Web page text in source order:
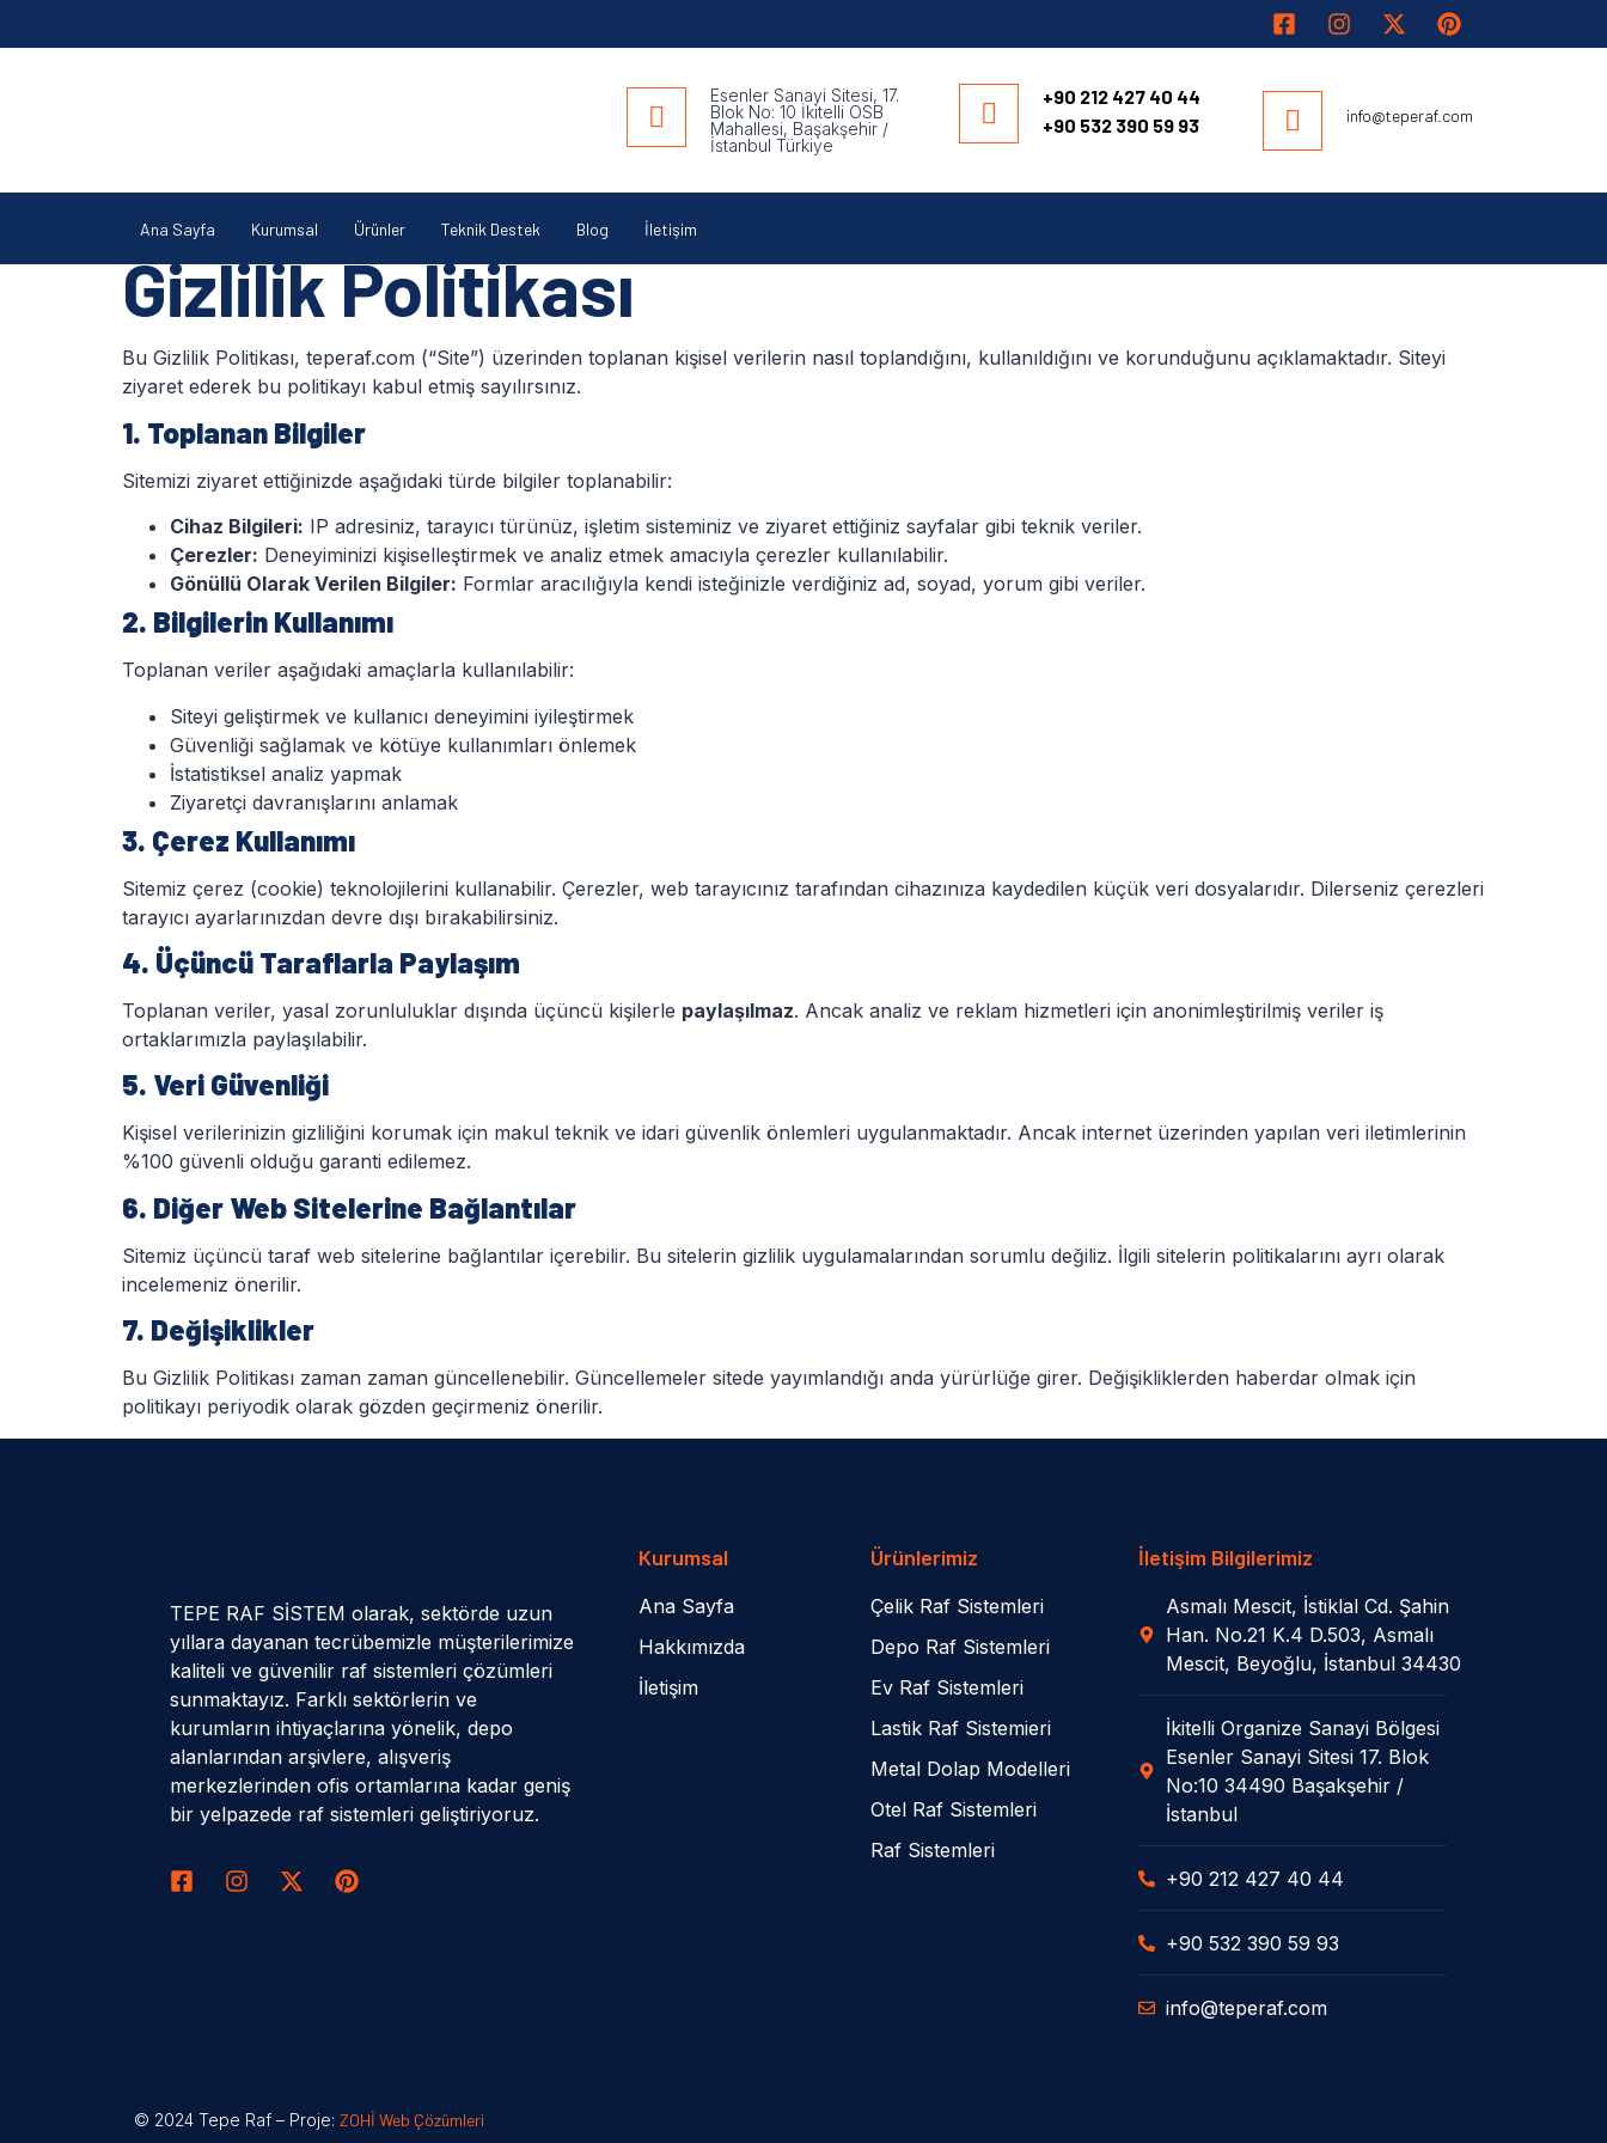
Esenler Sanayi Sitesi, 17.
Blok No: 10 İkitelli OSB
Mahallesi, Başakşehir /
İstanbul Türkiye
+90 212 427 40 44
+90 532 390 59 93
info@teperaf.com
Ana Sayfa Kurumsal Ürünler Teknik Destek Blog İletişim
Gizlilik Politikası
Bu Gizlilik Politikası, teperaf.com (“Site”) üzerinden toplanan kişisel verilerin nasıl toplandığını, kullanıldığını ve korunduğunu açıklamaktadır. Siteyi
ziyaret ederek bu politikayı kabul etmiş sayılırsınız.
1. Toplanan Bilgiler
Sitemizi ziyaret ettiğinizde aşağıdaki türde bilgiler toplanabilir:
Cihaz Bilgileri: IP adresiniz, tarayıcı türünüz, işletim sisteminiz ve ziyaret ettiğiniz sayfalar gibi teknik veriler.
Çerezler: Deneyiminizi kişiselleştirmek ve analiz etmek amacıyla çerezler kullanılabilir.
Gönüllü Olarak Verilen Bilgiler: Formlar aracılığıyla kendi isteğinizle verdiğiniz ad, soyad, yorum gibi veriler.
2. Bilgilerin Kullanımı
Toplanan veriler aşağıdaki amaçlarla kullanılabilir:
Siteyi geliştirmek ve kullanıcı deneyimini iyileştirmek
Güvenliği sağlamak ve kötüye kullanımları önlemek
İstatistiksel analiz yapmak
Ziyaretçi davranışlarını anlamak
3. Çerez Kullanımı
Sitemiz çerez (cookie) teknolojilerini kullanabilir. Çerezler, web tarayıcınız tarafından cihazınıza kaydedilen küçük veri dosyalarıdır. Dilerseniz çerezleri
tarayıcı ayarlarınızdan devre dışı bırakabilirsiniz.
4. Üçüncü Taraflarla Paylaşım
Toplanan veriler, yasal zorunluluklar dışında üçüncü kişilerle paylaşılmaz. Ancak analiz ve reklam hizmetleri için anonimleştirilmiş veriler iş
ortaklarımızla paylaşılabilir.
5. Veri Güvenliği
Kişisel verilerinizin gizliliğini korumak için makul teknik ve idari güvenlik önlemleri uygulanmaktadır. Ancak internet üzerinden yapılan veri iletimlerinin
%100 güvenli olduğu garanti edilemez.
6. Diğer Web Sitelerine Bağlantılar
Sitemiz üçüncü taraf web sitelerine bağlantılar içerebilir. Bu sitelerin gizlilik uygulamalarından sorumlu değiliz. İlgili sitelerin politikalarını ayrı olarak
incelemeniz önerilir.
7. Değişiklikler
Bu Gizlilik Politikası zaman zaman güncellenebilir. Güncellemeler sitede yayımlandığı anda yürürlüğe girer. Değişikliklerden haberdar olmak için
politikayı periyodik olarak gözden geçirmeniz önerilir.
TEPE RAF SİSTEM olarak, sektörde uzun
yıllara dayanan tecrübemizle müşterilerimize
kaliteli ve güvenilir raf sistemleri çözümleri
sunmaktayız. Farklı sektörlerin ve
kurumların ihtiyaçlarına yönelik, depo
alanlarından arşivlere, alışveriş
merkezlerinden ofis ortamlarına kadar geniş
bir yelpazede raf sistemleri geliştiriyoruz.
Kurumsal
Ana Sayfa
Hakkımızda
İletişim
Ürünlerimiz
Çelik Raf Sistemleri
Depo Raf Sistemleri
Ev Raf Sistemleri
Lastik Raf Sistemieri
Metal Dolap Modelleri
Otel Raf Sistemleri
Raf Sistemleri
İletişim Bilgilerimiz
Asmalı Mescit, İstiklal Cd. Şahin
Han. No.21 K.4 D.503, Asmalı
Mescit, Beyoğlu, İstanbul 34430
İkitelli Organize Sanayi Bölgesi
Esenler Sanayi Sitesi 17. Blok
No:10 34490 Başakşehir /
İstanbul
+90 212 427 40 44
+90 532 390 59 93
info@teperaf.com
© 2024 Tepe Raf – Proje: ZOHİ Web Çözümleri